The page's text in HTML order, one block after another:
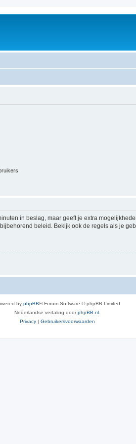
in beslag, maar geeft je extra
beleid. Bekijk ook de regels als je
by phpBB® Forum Software © phpBB Limited
Nederlandse vertaling doorphpBB.nl
Privacy | Gebruikersvoorwaarden